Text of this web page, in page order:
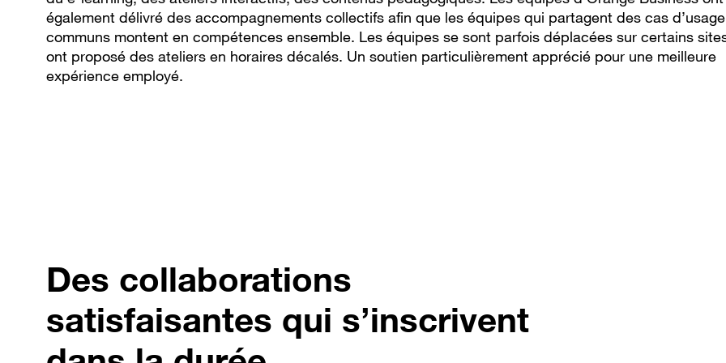
également délivré des accompagnements collectifs afin que les équipes qui partagent des cas d’usage
communs montent en compétences ensemble. Les équipes se sont parfois déplacées sur certains
ont proposé des ateliers en horaires décalés. Un soutien particulièrement apprécié pour une meilleure
expérience employé.
Des collaborations
satisfaisantes qui s’inscrivent